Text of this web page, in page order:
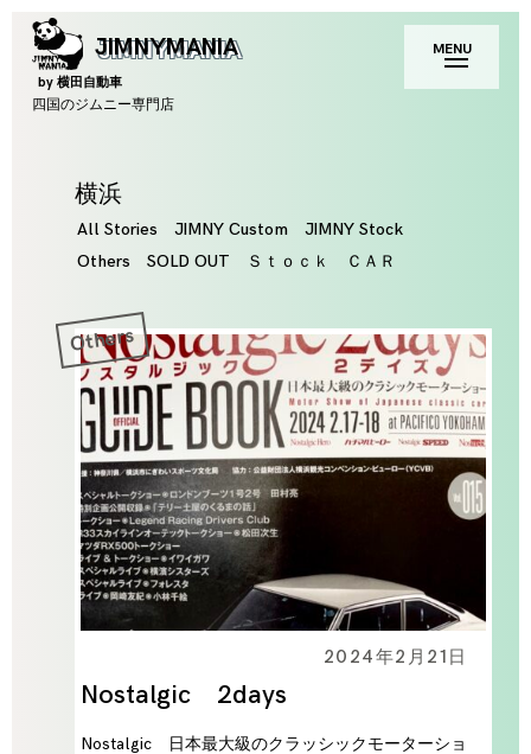
Skip
to
content
JIMNYMANIA
by 横田自動車
四国のジムニー専門店
toggle
open/close
sidebar
MENU
Tag
横浜
All Stories JIMNY Custom
JIMNY Stock
Others
SOLD OUT Ｓｔｏｃｋ ＣＡＲ
2024年2月21日
Nostalgic 2days
Nostalgic 日本最大級のクラッシックモーターショ
Others